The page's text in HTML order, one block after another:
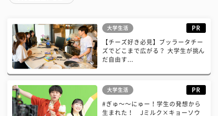
大学生活 PR
【チーズ好き必見】ブッラータチー
ズでどこまで広がる？ 大学生が挑ん
だ自由す...
大学生活 PR
#ぎゅ〜〜にゅー！学生の発想から
生まれた！ Jミルク×キョーソウ